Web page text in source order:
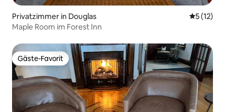
Privatzimmer in Douglas
5 (12)
Maple Room im Forest Inn
Gäste-Favorit
Gäste-Favorit